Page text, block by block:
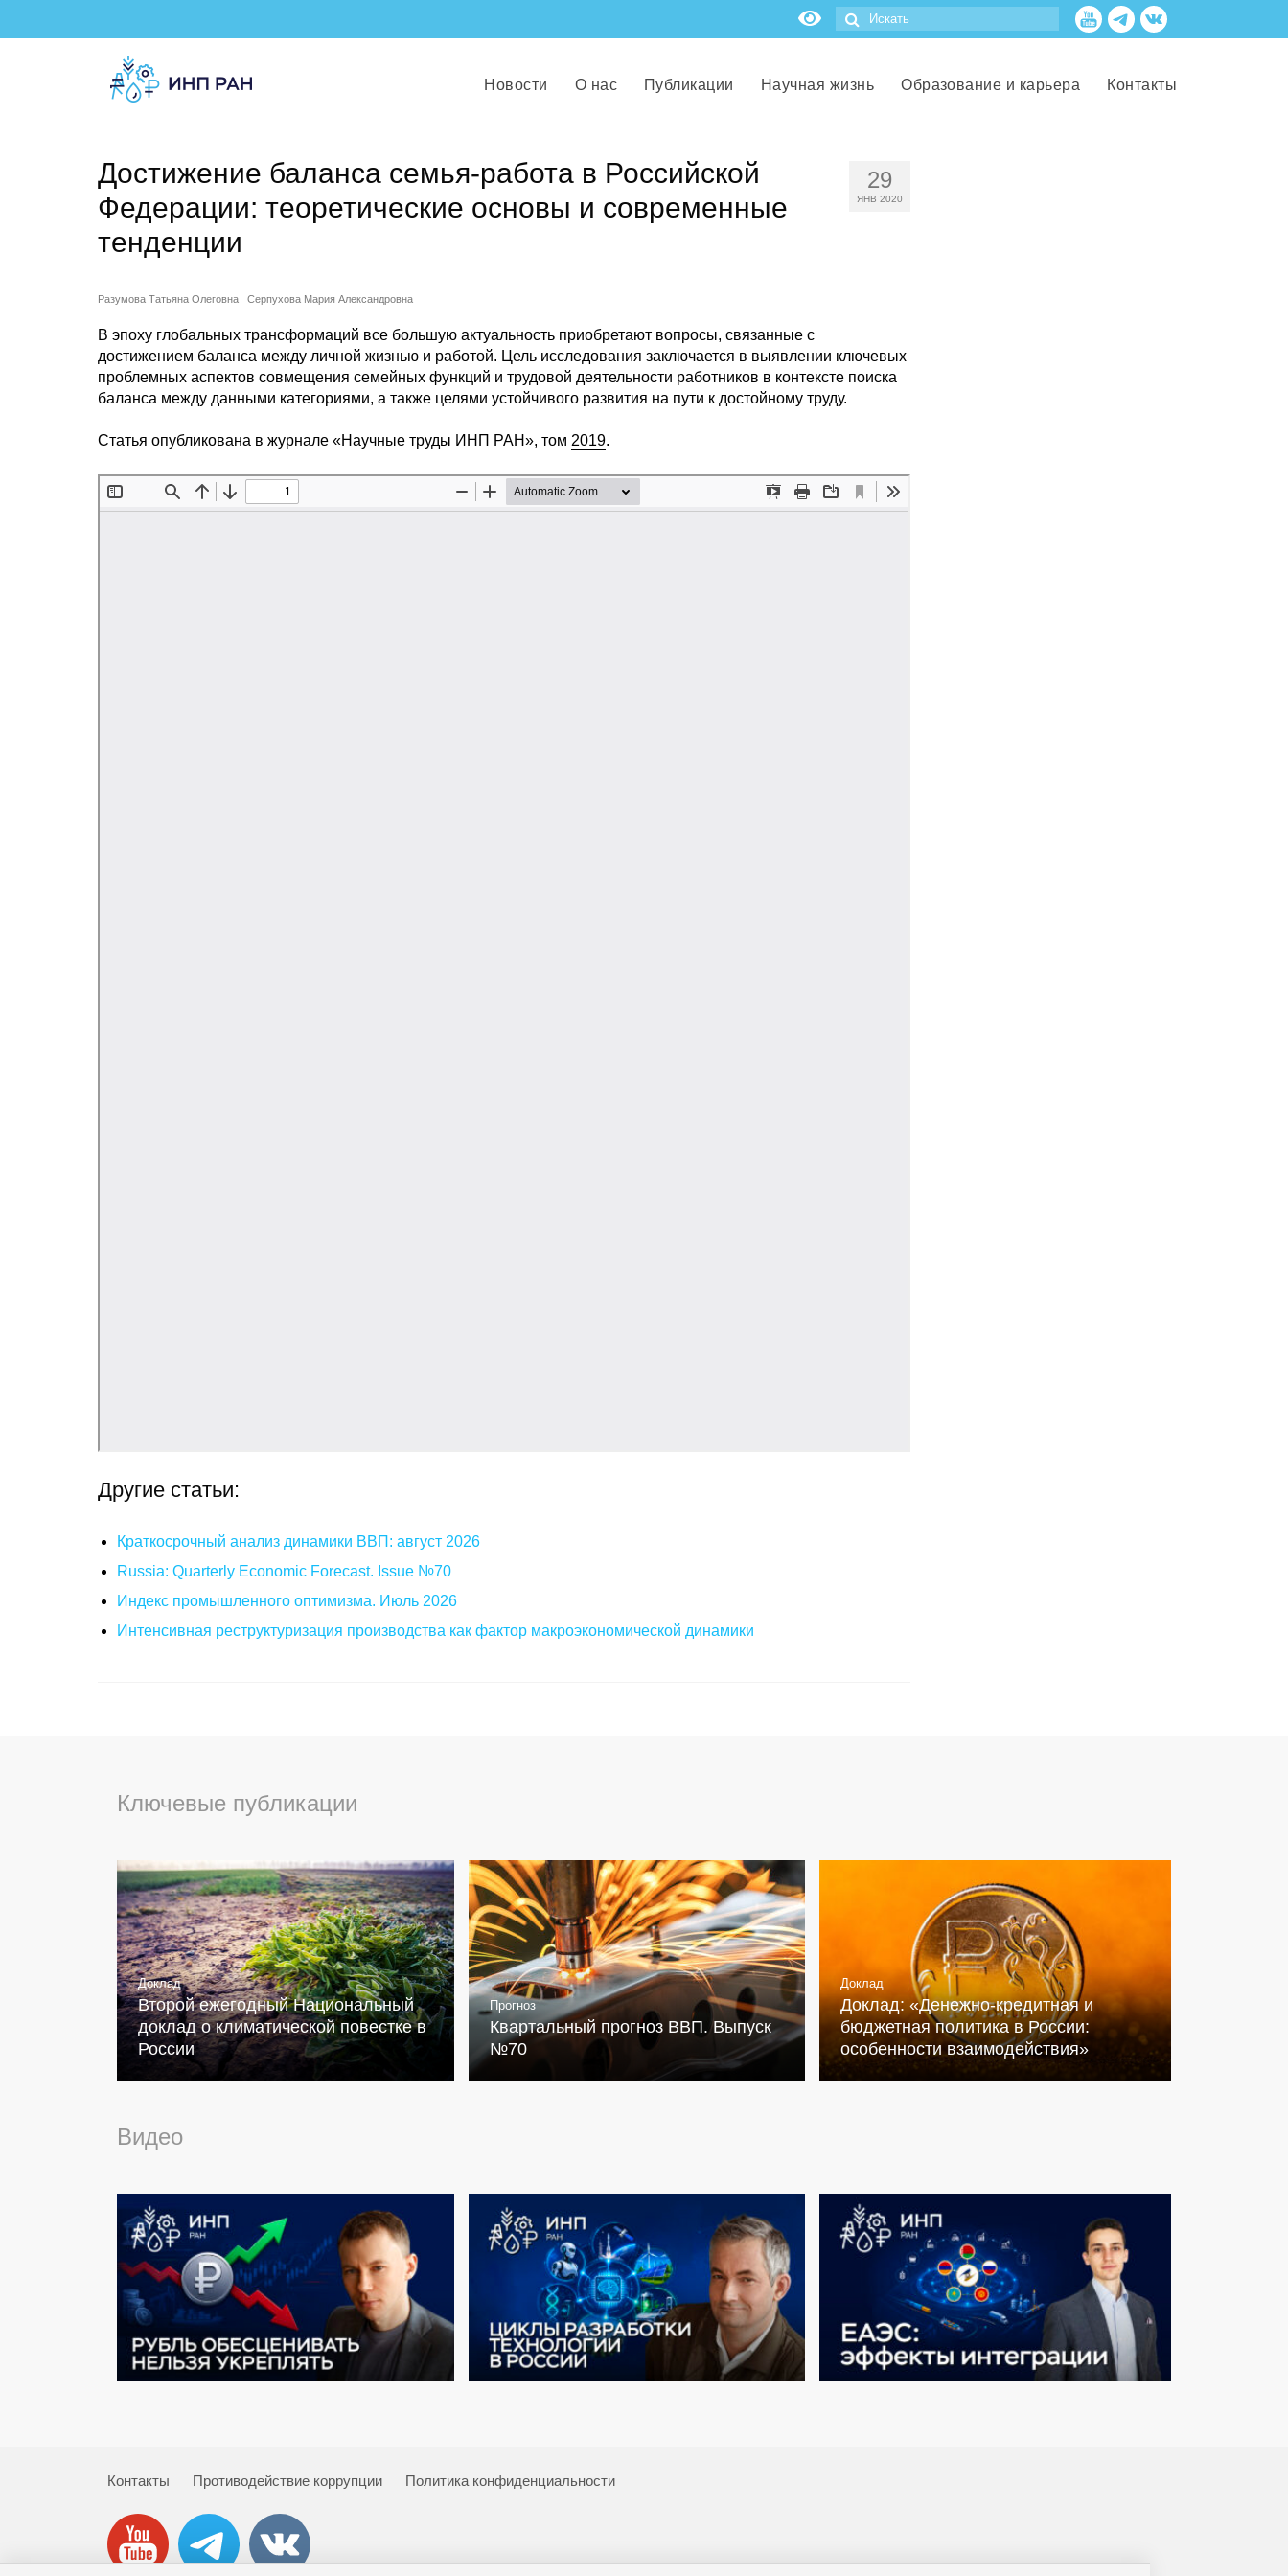
Новости О нас Публикации Научная жизнь Образование и карьера Контакты
29
ЯНВ 2020
Достижение баланса семья-работа в Российской
Федерации: теоретические основы и современные
тенденции
Разумова Татьяна Олеговна Серпухова Мария Александровна
В эпоху глобальных трансформаций все большую актуальность приобретают вопросы, связанные с
достижением баланса между личной жизнью и работой. Цель исследования заключается в выявлении ключевых
проблемных аспектов совмещения семейных функций и трудовой деятельности работников в контексте поиска
баланса между данными категориями, а также целями устойчивого развития на пути к достойному труду.
Статья опубликована в журнале «Научные труды ИНП РАН», том 2019.
Другие статьи:
Краткосрочный анализ динамики ВВП: август 2026
Russia: Quarterly Economic Forecast. Issue №70
Индекс промышленного оптимизма. Июль 2026
Интенсивная реструктуризация производства как фактор макроэкономической динамики
Ключевые публикации
Доклад
Второй ежегодный Национальный
доклад о климатической повестке в
России
Прогноз
Квартальный прогноз ВВП. Выпуск
№70
Доклад
Доклад: «Денежно-кредитная и
бюджетная политика в России:
особенности взаимодействия»
Видео
Контакты Противодействие коррупции Политика конфиденциальности